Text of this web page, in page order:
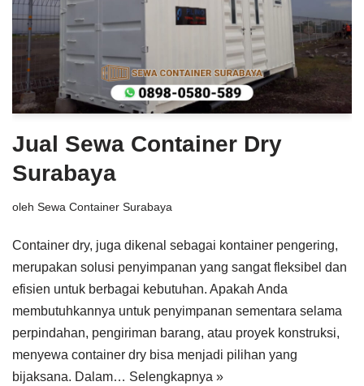
Jual Sewa Container Dry
Surabaya
oleh Sewa Container Surabaya
Container dry, juga dikenal sebagai kontainer pengering,
merupakan solusi penyimpanan yang sangat fleksibel dan
efisien untuk berbagai kebutuhan. Apakah Anda
membutuhkannya untuk penyimpanan sementara selama
perpindahan, pengiriman barang, atau proyek konstruksi,
menyewa container dry bisa menjadi pilihan yang
bijaksana. Dalam… Selengkapnya »